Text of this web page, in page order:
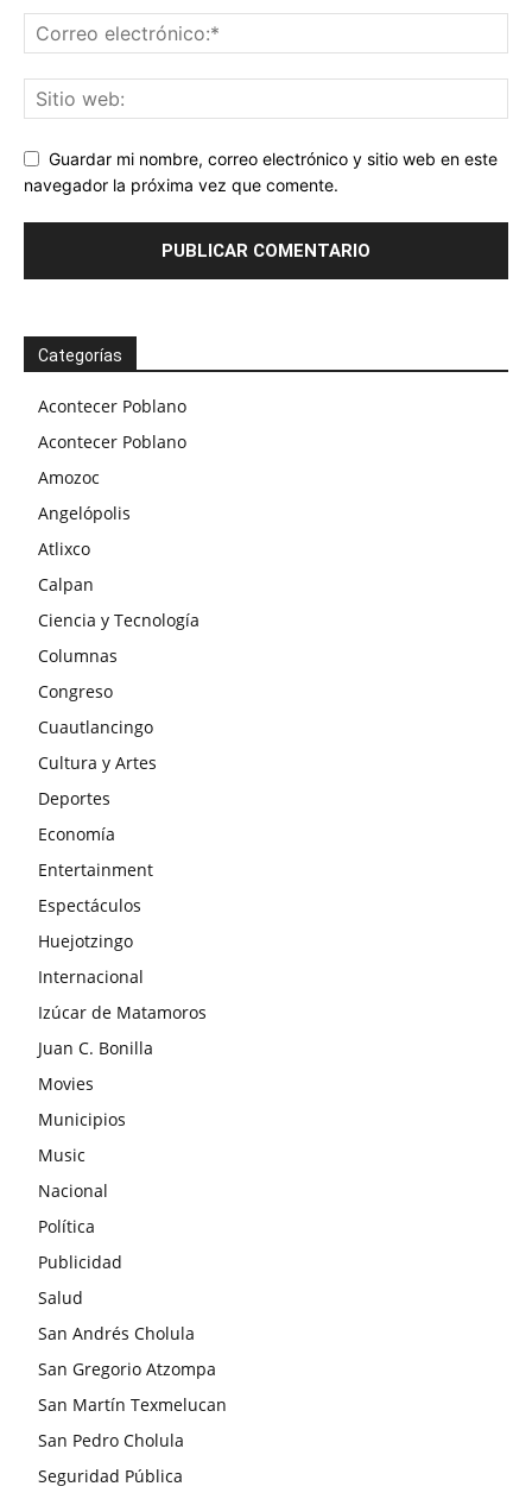
Guardar mi nombre, correo electrónico y sitio web en este
navegador la próxima vez que comente.
Categorías
Acontecer Poblano
Acontecer Poblano
Amozoc
Angelópolis
Atlixco
Calpan
Ciencia y Tecnología
Columnas
Congreso
Cuautlancingo
Cultura y Artes
Deportes
Economía
Entertainment
Espectáculos
Huejotzingo
Internacional
Izúcar de Matamoros
Juan C. Bonilla
Movies
Municipios
Music
Nacional
Política
Publicidad
Salud
San Andrés Cholula
San Gregorio Atzompa
San Martín Texmelucan
San Pedro Cholula
Seguridad Pública